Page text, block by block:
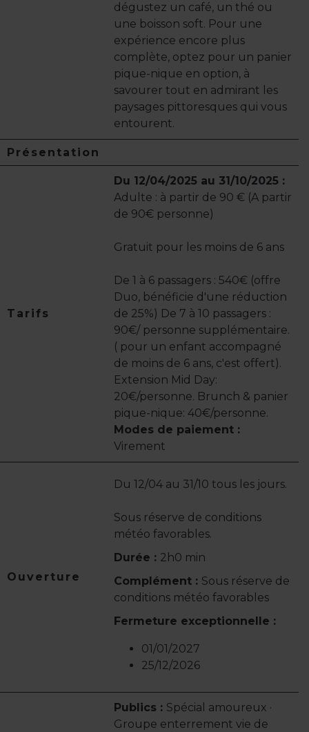
dégustez un café, un thé ou
une boisson soft. Pour une
expérience encore plus
complète, optez pour un panier
pique-nique en option, à
savourer tout en admirant les
paysages pittoresques qui vous
entourent.
Présentation
Tarifs
Du 12/04/2025 au 31/10/2025 :
Adulte : à partir de 90 € (A partir
de 90€ personne)
Gratuit pour les moins de 6 ans
De 1 à 6 passagers : 540€ (offre
Duo, bénéficie d'une réduction
de 25%) De 7 à 10 passagers :
90€/ personne supplémentaire.
( pour un enfant accompagné
de moins de 6 ans, c'est offert).
Extension Mid Day:
20€/personne. Brunch & panier
pique-nique: 40€/personne.
Modes de paiement :
Virement
Ouverture
Du 12/04 au 31/10 tous les jours.
Sous réserve de conditions
météo favorables.
Durée : 2h0 min
Complément : Sous réserve de
conditions météo favorables
Fermeture exceptionnelle :
01/01/2027
25/12/2026
Publics : Spécial amoureux ·
Groupe enterrement vie de